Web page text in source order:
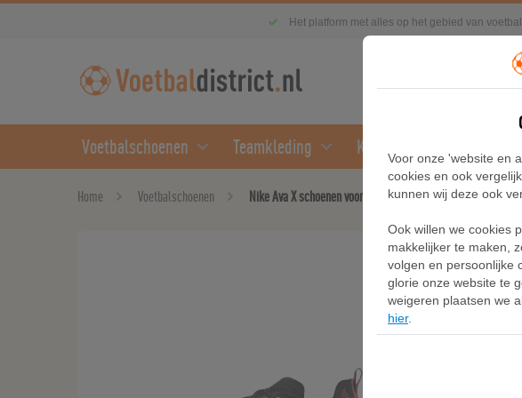
Het platform met alles op het gebied van voetbal
Voetbalschoenen Teamkleding Kleding
Home Voetbalschoenen Nike Ava X schoenen voor heren - Zwart
Nike
Merk:Nike
Voor onze 'website en
cookies en ook
kunnen wij deze ook
Ook willen we cookies
makkelijker te maken,
volgen en persoonlijke
glorie onze website te
weigeren plaatsen we
hier.